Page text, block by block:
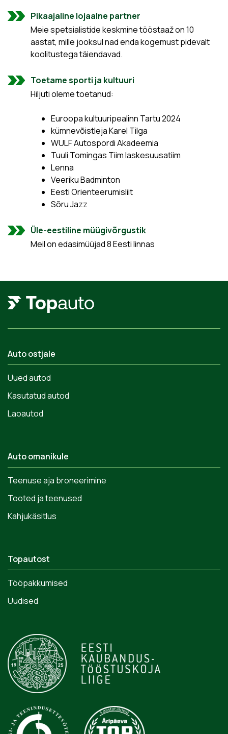
Pikaajaline lojaalne partner
Meie spetsialistide keskmine tööstaaž on 10
aastat, mille jooksul nad enda kogemust pidevalt
koolitustega täiendavad.
Toetame sporti ja kultuuri
Hiljuti oleme toetanud:
Euroopa kultuuripealinn Tartu 2024
kümnevõistleja Karel Tilga
WULF Autospordi Akadeemia
Tuuli Tomingas Tiim laskesuusatiim
Lenna
Veeriku Badminton
Eesti Orienteerumisliit
Sõru Jazz
Üle-eestiline müügivõrgustik
Meil on edasimüüjad 8 Eesti linnas
Auto ostjale
Uued autod
Kasutatud autod
Laoautod
Auto omanikule
Teenuse aja broneerimine
Tooted ja teenused
Kahjukäsitlus
Topautost
Tööpakkumised
Uudised